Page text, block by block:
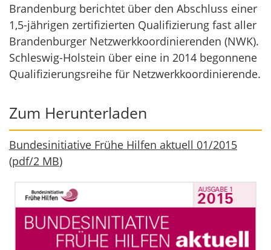
Brandenburg berichtet über den Abschluss einer
1,5-jährigen zertifizierten Qualifizierung fast aller
Brandenburger Netzwerkkoordinierenden (NWK).
Schleswig-Holstein über eine in 2014 begonnene
Qualifizierungsreihe für Netzwerkkoordinierende.
Zum Herunterladen
Bundesinitiative Frühe Hilfen aktuell 01/2015
(pdf/2 MB)